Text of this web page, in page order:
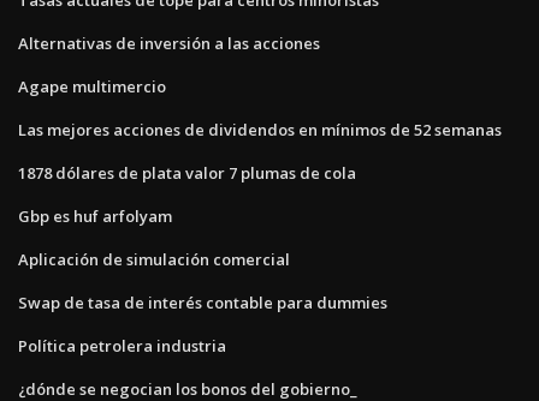
Alternativas de inversión a las acciones
Agape multimercio
Las mejores acciones de dividendos en mínimos de 52 semanas
1878 dólares de plata valor 7 plumas de cola
Gbp es huf arfolyam
Aplicación de simulación comercial
Swap de tasa de interés contable para dummies
Política petrolera industria
¿dónde se negocian los bonos del gobierno_